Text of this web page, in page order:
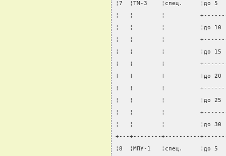
¦7  ¦TM-3    ¦спец.     ¦до
¦   ¦        ¦
¦   ¦        ¦          ¦до 10
¦   ¦        ¦
¦   ¦        ¦          ¦до 15
¦   ¦        ¦
¦   ¦        ¦          ¦до 20
¦   ¦        ¦
¦   ¦        ¦          ¦до 25
¦   ¦        ¦
¦   ¦        ¦          ¦до 30
+---+--------+----------
¦8  ¦МПУ-1   ¦спец.     ¦до